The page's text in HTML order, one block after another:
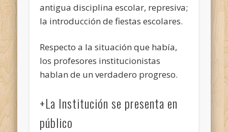
antigua disciplina escolar, represiva;
la introducción de fiestas escolares.
Respecto a la situación que había,
los profesores institucionistas
hablan de un verdadero progreso.
+La Institución se presenta en
público